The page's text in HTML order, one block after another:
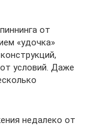
от
«удочка»
условий. Даже
недалеко от